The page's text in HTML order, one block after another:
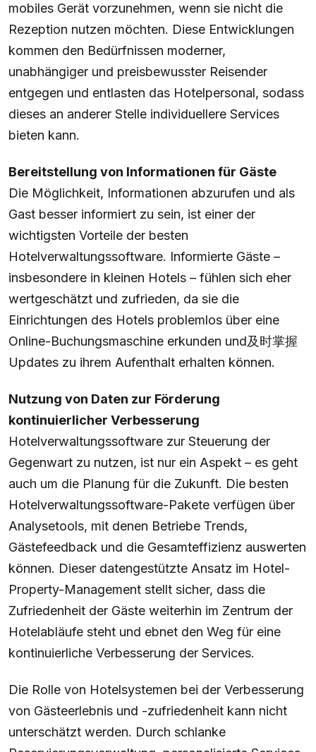
mobiles Gerät vorzunehmen, wenn sie nicht die
Rezeption nutzen möchten. Diese Entwicklungen
kommen den Bedürfnissen moderner,
unabhängiger und preisbewusster Reisender
entgegen und entlasten das Hotelpersonal, sodass
dieses an anderer Stelle individuellere Services
bieten kann.
Bereitstellung von Informationen für Gäste
Die Möglichkeit, Informationen abzurufen und als
Gast besser informiert zu sein, ist einer der
wichtigsten Vorteile der besten
Hotelverwaltungssoftware. Informierte Gäste –
insbesondere in kleinen Hotels – fühlen sich eher
wertgeschätzt und zufrieden, da sie die
Einrichtungen des Hotels problemlos über eine
Online-Buchungsmaschine erkunden und及时掌握
Updates zu ihrem Aufenthalt erhalten können.
Nutzung von Daten zur Förderung
kontinuierlicher Verbesserung
Hotelverwaltungssoftware zur Steuerung der
Gegenwart zu nutzen, ist nur ein Aspekt – es geht
auch um die Planung für die Zukunft. Die besten
Hotelverwaltungssoftware-Pakete verfügen über
Analysetools, mit denen Betriebe Trends,
Gästefeedback und die Gesamteffizienz auswerten
können. Dieser datengestützte Ansatz im Hotel-
Property-Management stellt sicher, dass die
Zufriedenheit der Gäste weiterhin im Zentrum der
Hotelabläufe steht und ebnet den Weg für eine
kontinuierliche Verbesserung der Services.
Die Rolle von Hotelsystemen bei der Verbesserung
von Gästeerlebnis und -zufriedenheit kann nicht
unterschätzt werden. Durch schlanke